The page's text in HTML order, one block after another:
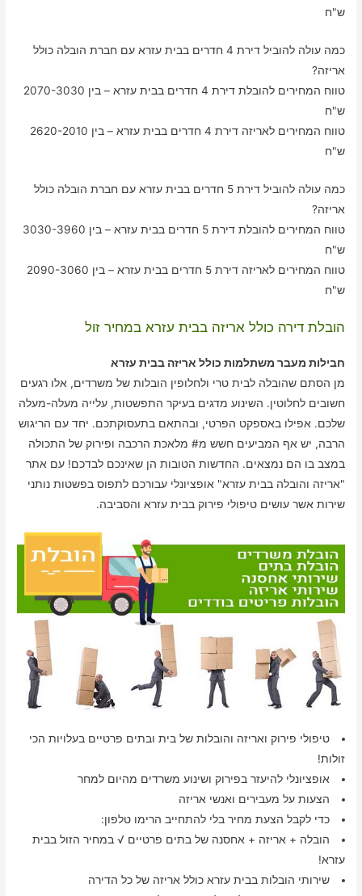
ש"ח
כמה עולה להוביל דירת 4 חדרים בבית עזרא עם חברת הובלה כולל
אריזה?
טווח המחירים להובלת דירת 4 חדרים בבית עזרא – בין 2070-3030
ש"ח
טווח המחירים לאריזה דירת 4 חדרים בבית עזרא – בין 2620-2010
ש"ח
כמה עולה להוביל דירת 5 חדרים בבית עזרא עם חברת הובלה כולל
אריזה?
טווח המחירים להובלת דירת 5 חדרים בבית עזרא – בין 3030-3960
ש"ח
טווח המחירים לאריזה דירת 5 חדרים בבית עזרא – בין 2090-3060
ש"ח
הובלת דירה כולל אריזה בבית עזרא במחיר זול
חבילות מעבר משתלמות כולל אריזה בבית עזרא
מן הסתם שהובלה לבית טרי ולחלופין הובלות של משרדים, אלו רגעים
חשובים לחלוטין. השינוע מדגים בעיקר התפשטות, עלייה מעלה-מעלה
שלכם. אפילו באספקט הפרטי, ובהתאם בתעסוקתכם. יחד עם הריגוש
הרבה, יש אף המביעים חשש מ# מלאכת הרכבה ופירוק של התכולה
במצב בו הם נמצאים. החדשות הטובות הן שאינכם לבדכם! עם אתר
"אריזה והובלה בבית עזרא" אופציונלי עבורכם לתפוס בפשטות נותני
שירות אשר עושים טיפולי פירוק בבית עזרא והסביבה.
טיפולי פירוק ואריזה והובלות של בית ובתים פרטיים בעלויות הכי
זולות!
אופציונלי להיעזר בפירוק ושינוע משרדים מהיום למחר
הצעות על מעבירים ואנשי אריזה
כדי לקבל הצעת מחיר בלי להתחייב הרימו טלפון:
הובלה + אריזה + אחסנה של בתים פרטיים √ במחיר הזול בבית
עזרא!
שירותי הובלות בבית עזרא כולל אריזה של כל הדירה